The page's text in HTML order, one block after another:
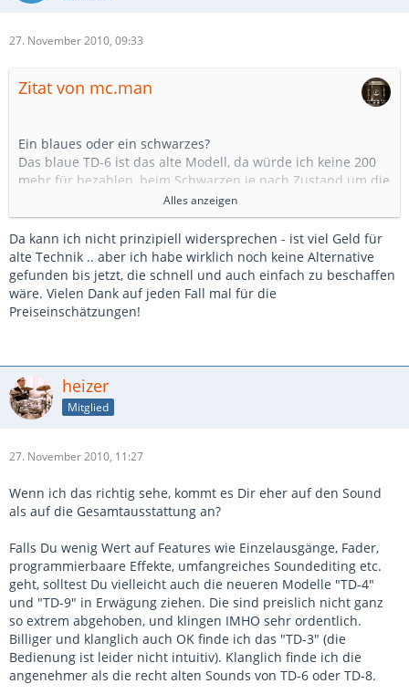
27. November 2010, 09:33
Zitat von mc.man
Ein blaues oder ein schwarzes?
Das blaue TD-6 ist das alte Modell, da würde ich keine 200
mehr für bezahlen, beim Schwarzen je nach Zustand um die
Für ein TD-10 ohne Erweiterung wäre mein Maximum bei
350 Euro mit Erweiterung 450-500 Euro.
Ein TD-8 maximal 300.
Für ein gebrauchtes TD-12 je nach Zustand von 700-850.
Mehr auf gar keinen Fall.
Alles anzeigen
Da kann ich nicht prinzipiell widersprechen - ist viel Geld für
alte Technik .. aber ich habe wirklich noch keine Alternative
gefunden bis jetzt, die schnell und auch einfach zu beschaffen
wäre. Vielen Dank auf jeden Fall mal für die
Preiseinschätzungen!
heizer
Mitglied
27. November 2010, 11:27
Wenn ich das richtig sehe, kommt es Dir eher auf den Sound
als auf die Gesamtausstattung an?
Falls Du wenig Wert auf Features wie Einzelausgänge, Fader,
programmierbaare Effekte, umfangreiches Soundediting etc.
geht, solltest Du vielleicht auch die neueren Modelle "TD-4"
und "TD-9" in Erwägung ziehen. Die sind preislich nicht ganz
so extrem abgehoben, und klingen IMHO sehr ordentlich.
Billiger und klanglich auch OK finde ich das "TD-3" (die
Bedienung ist leider nicht intuitiv). Klanglich finde ich die
angenehmer als die recht alten Sounds von TD-6 oder TD-8.